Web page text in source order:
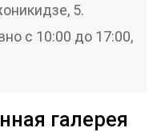
5.
с 10:00 до 17:00,
галерея